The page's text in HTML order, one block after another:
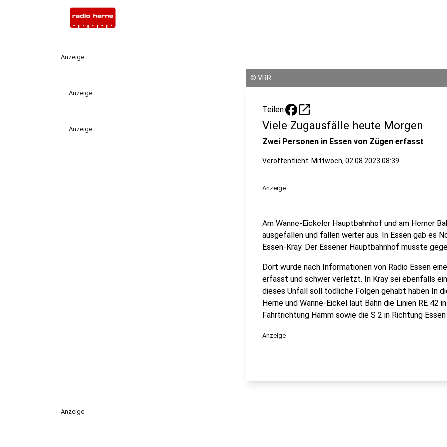
Anzeige
Anzeige
Anzeige
© VRR
Teilen: open_in_new
Viele Zugausfälle heute Morgen
Zwei Personen in Essen von Zügen erfasst
Veröffentlicht: Mittwoch, 02.08.2023 08:39
Anzeige
Am Wanne-Eickeler Hauptbahnhof und am Herner
ausgefallen und fallen weiter aus. In Essen gab es
Essen-Kray. Der Essener Hauptbahnhof musste
Dort wurde nach Informationen von Radio Essen
erfasst und schwer verletzt. In Kray sei ebenfalls
dieses Unfall soll tödliche Folgen gehabt haben In
Herne und Wanne-Eickel laut Bahn die Linien RE 42
Fahrtrichtung Hamm sowie die S 2 in Richtung Essen
Anzeige
Anzeige